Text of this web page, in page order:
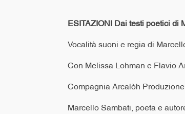
ESITAZIONI Dai testi poetici di
Vocalità suoni e regia di
Con Melissa Lohman e Flavio
Compagnia Arcalòh
Marcello Sambati, poeta e